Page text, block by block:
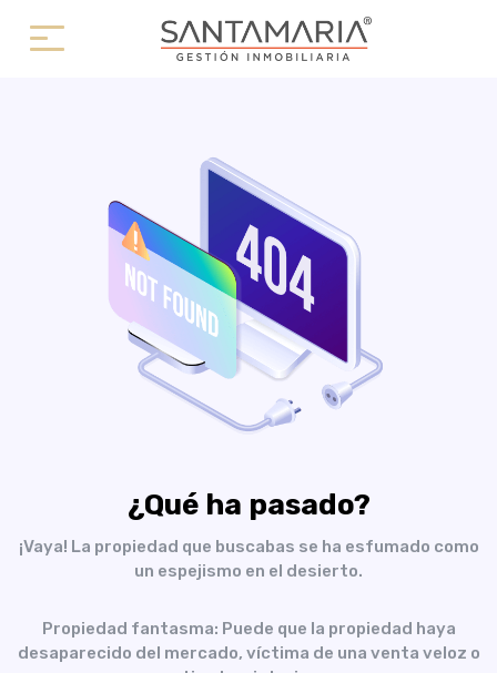
¿Qué ha pasado?
¡Vaya! La propiedad que buscabas se ha esfumado como
un espejismo en el desierto.
Propiedad fantasma: Puede que la propiedad haya
desaparecido del mercado, víctima de una venta veloz o